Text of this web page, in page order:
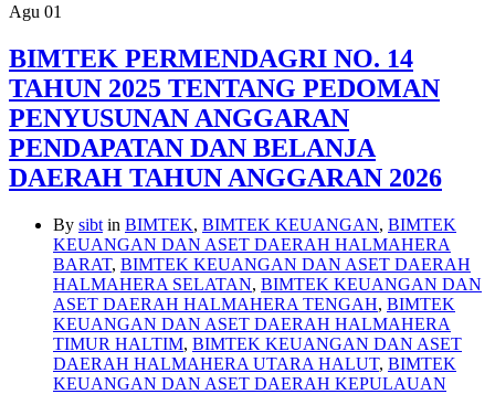
Agu 01
BIMTEK PERMENDAGRI NO. 14
TAHUN 2025 TENTANG PEDOMAN
PENYUSUNAN ANGGARAN
PENDAPATAN DAN BELANJA
DAERAH TAHUN ANGGARAN 2026
By sibt in BIMTEK, BIMTEK KEUANGAN, BIMTEK
KEUANGAN DAN ASET DAERAH HALMAHERA
BARAT, BIMTEK KEUANGAN DAN ASET DAERAH
HALMAHERA SELATAN, BIMTEK KEUANGAN DAN
ASET DAERAH HALMAHERA TENGAH, BIMTEK
KEUANGAN DAN ASET DAERAH HALMAHERA
TIMUR HALTIM, BIMTEK KEUANGAN DAN ASET
DAERAH HALMAHERA UTARA HALUT, BIMTEK
KEUANGAN DAN ASET DAERAH KEPULAUAN